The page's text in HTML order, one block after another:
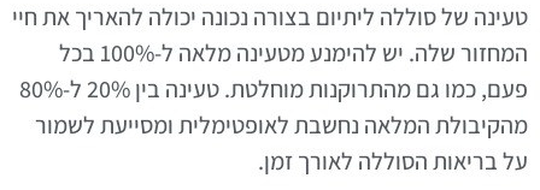
טעינה של סוללה ליתיום בצורה נכונה יכולה להאריך את חיי
המחזור שלה. יש להימנע מטעינה מלאה ל-100% בכל
פעם, כמו גם מהתרוקנות מוחלטת. טעינה בין 20% ל-80%
מהקיבולת המלאה נחשבת לאופטימלית ומסייעת לשמור
על בריאות הסוללה לאורך זמן.